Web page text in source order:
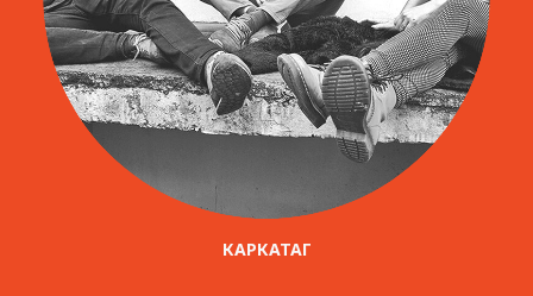
КАРКАТАГ